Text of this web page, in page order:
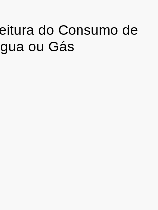
do Consumo de
ou Gás